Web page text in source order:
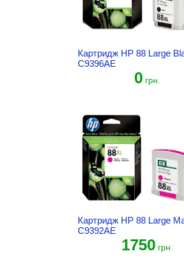
Картридж HP 88 Large
C9396AE
0грн.
Картридж HP 88 Large
C9392AE
1750грн.